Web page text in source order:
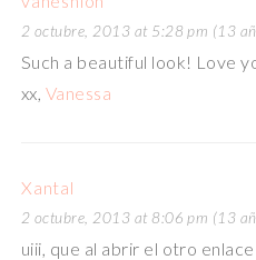
2 octubre, 2013 at 5:28 pm (13
Such a beautiful look! Love
xx, Vanessa
Xantal
2 octubre, 2013 at 8:06 pm (13
uiii, que al abrir el otro